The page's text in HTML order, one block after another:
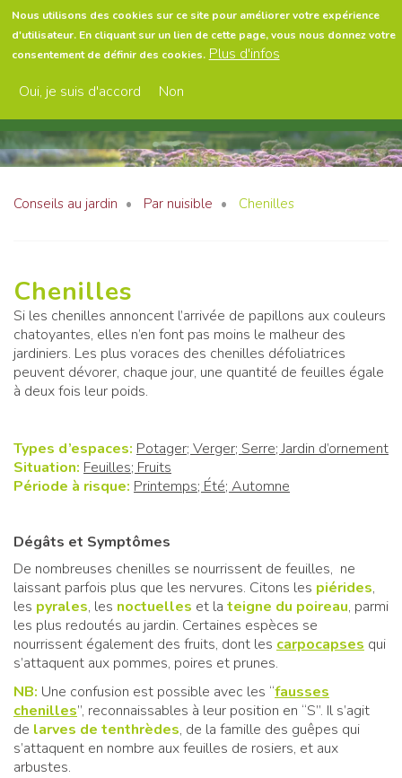
Nous utilisons des cookies sur ce site pour améliorer votre expérience
d'utilisateur. En cliquant sur un lien de cette page, vous nous donnez votre
consentement de définir des cookies. Plus d'infos
Oui, je suis d'accord
Non
Aller
au
contenu
Conseils au jardin Par nuisible Chenilles
Chenilles
Si les chenilles annoncent l’arrivée de papillons aux couleurs
chatoyantes, elles n’en font pas moins le malheur des
jardiniers. Les plus voraces des chenilles défoliatrices
peuvent dévorer, chaque jour, une quantité de feuilles égale
à deux fois leur poids.
Types d’espaces: Potager; Verger; Serre; Jardin d’ornement
Situation: Feuilles; Fruits
Période à risque: Printemps; Été; Automne
Dégâts et Symptômes
De nombreuses chenilles se nourrissent de feuilles, ne
laissant parfois plus que les nervures. Citons les piérides,
les pyrales, les noctuelles et la teigne du poireau, parmi
les plus redoutés au jardin. Certaines espèces se
nourrissent également des fruits, dont les carpocapses qui
s’attaquent aux pommes, poires et prunes.
NB: Une confusion est possible avec les “fausses
chenilles”, reconnaissables à leur position en “S”. Il s’agit
de larves de tenthrèdes, de la famille des guêpes qui
s’attaquent en nombre aux feuilles de rosiers, et aux
arbustes.